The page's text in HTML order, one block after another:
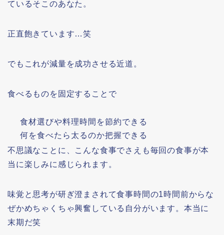
ているそこのあなた。
正直飽きています…笑
でもこれが減量を成功させる近道。
食べるものを固定することで
食材選びや料理時間を節約できる
何を食べたら太るのか把握できる
不思議なことに、こんな食事でさえも毎回の食事が本
当に楽しみに感じられます。
味覚と思考が研ぎ澄まされて食事時間の1時間前からな
ぜかめちゃくちゃ興奮している自分がいます。本当に
末期だ笑